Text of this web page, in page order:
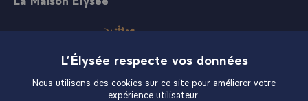
L’Élysée respecte vos données
Nous utilisons des cookies sur ce site pour améliorer votre
expérience utilisateur.